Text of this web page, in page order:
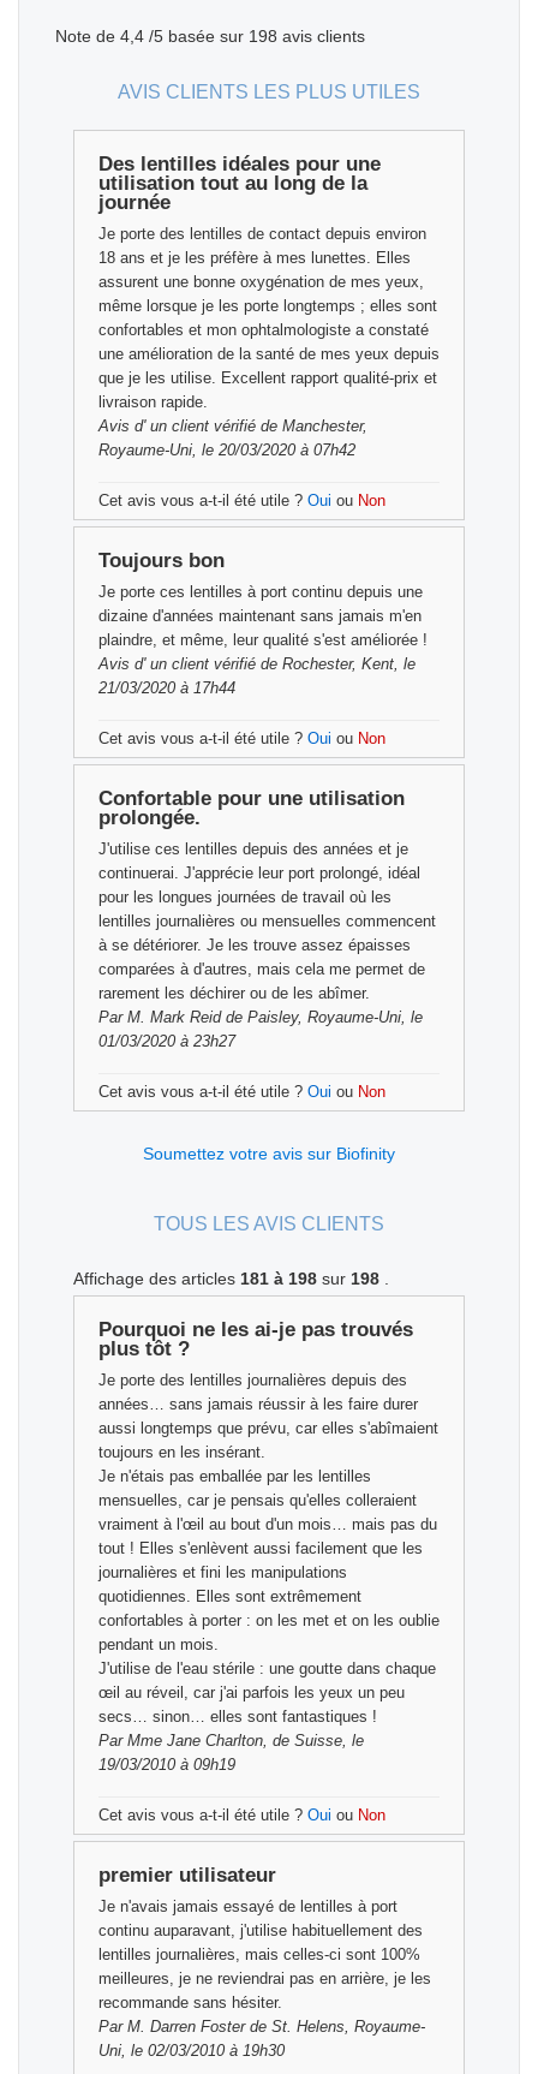
Note de 4,4 /5 basée sur 198 avis clients
AVIS CLIENTS LES PLUS UTILES
Des lentilles idéales pour une
utilisation tout au long de la
journée
Je porte des lentilles de contact depuis environ
18 ans et je les préfère à mes lunettes. Elles
assurent une bonne oxygénation de mes yeux,
même lorsque je les porte longtemps ; elles sont
confortables et mon ophtalmologiste a constaté
une amélioration de la santé de mes yeux depuis
que je les utilise. Excellent rapport qualité-prix et
livraison rapide.
Avis d' un client vérifié de Manchester,
Royaume-Uni, le 20/03/2020 à 07h42
Cet avis vous a-t-il été utile ? Oui ou Non
Toujours bon
Je porte ces lentilles à port continu depuis une
dizaine d'années maintenant sans jamais m'en
plaindre, et même, leur qualité s'est améliorée !
Avis d' un client vérifié de Rochester, Kent, le
21/03/2020 à 17h44
Cet avis vous a-t-il été utile ? Oui ou Non
Confortable pour une utilisation
prolongée.
J'utilise ces lentilles depuis des années et je
continuerai. J'apprécie leur port prolongé, idéal
pour les longues journées de travail où les
lentilles journalières ou mensuelles commencent
à se détériorer. Je les trouve assez épaisses
comparées à d'autres, mais cela me permet de
rarement les déchirer ou de les abîmer.
Par M. Mark Reidde Paisley, Royaume-Uni, le
01/03/2020 à 23h27
Cet avis vous a-t-il été utile ? Oui ou Non
Soumettez votre avis sur Biofinity
TOUS LES AVIS CLIENTS
Affichage des articles 181 à 198 sur 198
Pourquoi ne les ai-je pas trouvés
plus tôt ?
Je porte des lentilles journalières depuis des
années… sans jamais réussir à les faire durer
aussi longtemps que prévu, car elles s'abîmaient
toujours en les insérant.
Je n'étais pas emballée par les lentilles
mensuelles, car je pensais qu'elles colleraient
vraiment à l'œil au bout d'un mois… mais pas du
tout ! Elles s'enlèvent aussi facilement que les
journalières et fini les manipulations
quotidiennes. Elles sont extrêmement
confortables à porter : on les met et on les oublie
pendant un mois.
J'utilise de l'eau stérile : une goutte dans chaque
œil au réveil, car j'ai parfois les yeux un peu
secs… sinon… elles sont fantastiques !
Par Mme Jane Charlton, de Suisse, le
19/03/2010 à 09h19
Cet avis vous a-t-il été utile ? Oui ou Non
premier utilisateur
Je n'avais jamais essayé de lentilles à port
continu auparavant, j'utilise habituellement des
lentilles journalières, mais celles-ci sont 100%
meilleures, je ne reviendrai pas en arrière, je les
recommande sans hésiter.
Par M. Darren Fosterde St. Helens, Royaume-
Uni, le 02/03/2010 à 19h30